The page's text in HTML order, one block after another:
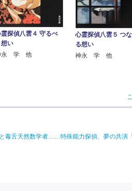
探偵八雲４ 守るべ
想い
永 学 他
心霊探偵八雲５ つ
る想い
神永 学 他
毒舌天然数学者……特殊能力探偵、夢の共演